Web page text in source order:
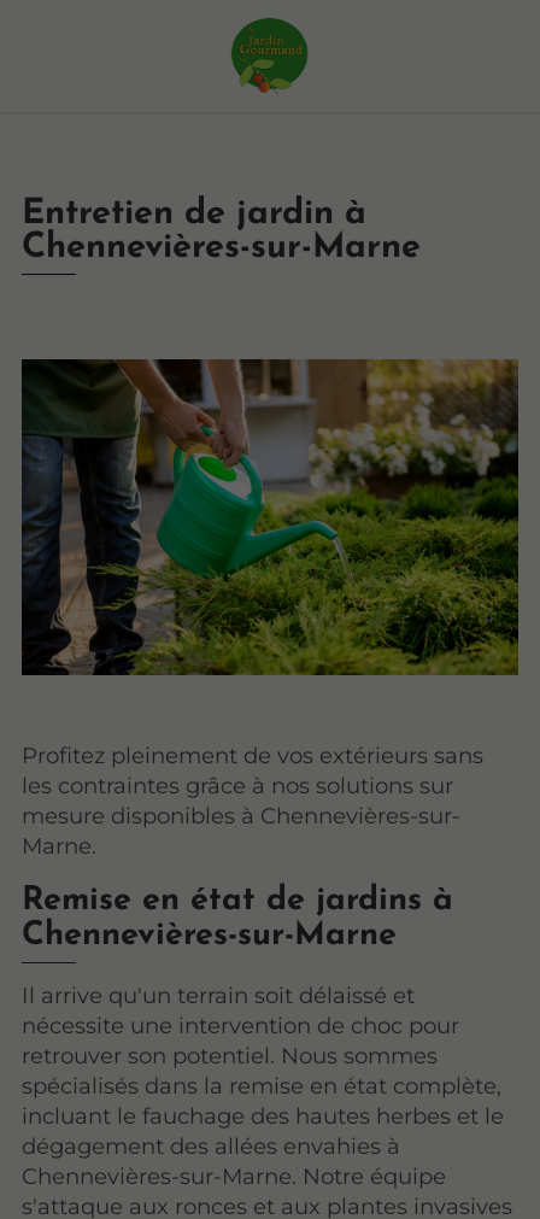
Entretien de jardin à
Chennevières-sur-Marne
Profitez pleinement de vos extérieurs sans
les contraintes grâce à nos solutions sur
mesure disponibles à Chennevières-sur-
Marne.
Remise en état de jardins à
Chennevières-sur-Marne
Il arrive qu'un terrain soit délaissé et
nécessite une intervention de choc pour
retrouver son potentiel. Nous sommes
spécialisés dans la remise en état complète,
incluant le fauchage des hautes herbes et le
dégagement des allées envahies à
Chennevières-sur-Marne. Notre équipe
s'attaque aux ronces et aux plantes invasives